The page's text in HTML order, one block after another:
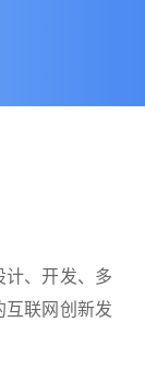
计、开发、多
联网创新发